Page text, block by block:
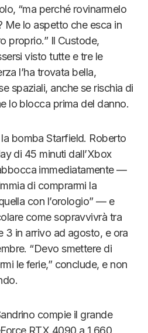
“ma perché rovinarmelo
Me lo aspetto che esca in
proprio.” Il Custode,
visto tutte e tre le
l’ha trovata bella,
spaziali, anche se rischia di
lo blocca prima del danno.
bomba Starfield. Roberto
di 45 minuti dall’Xbox
immediatamente —
di comprarmi la
con l’orologio” — e
come sopravvivrà tra
3 in arrivo ad agosto, e ora
“Devo smettere di
le ferie,” conclude, e non
compie il grande
RTX 4090 a 1.660